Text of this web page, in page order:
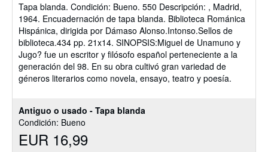
Antiguo o usado - Tapa blanda
Condición: Bueno
EUR 16,99
5
de
5
estrellas
Tapa blanda. Condición: Bueno. 550 Descripción: , Madrid,
1964. Encuadernación de tapa blanda. Biblioteca Románica
Hispánica, dirigida por Dámaso Alonso.Intonso.Sellos de
biblioteca.434 pp. 21x14. SINOPSIS:Miguel de Unamuno y
Jugo? fue un escritor y filósofo español perteneciente a la
generación del 98. En su obra cultivó gran variedad de
géneros literarios como novela, ensayo, teatro y poesía.